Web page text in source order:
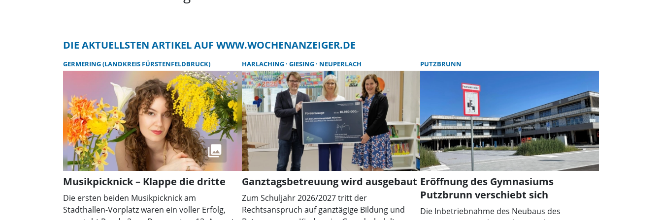
DIE AKTUELLSTEN ARTIKEL AUF WWW.WOCHENANZEIGER.DE
GERMERING (LANDKREIS FÜRSTENFELDBRUCK)
Musikpicknick – Klappe die dritte
Die ersten beiden Musikpicknick am
Stadthallen-Vorplatz waren ein voller Erfolg,
HARLACHING GIESING NEUPERLACH
Ganztagsbetreuung wird ausgebaut
Zum Schuljahr 2026/2027 tritt der
Rechtsanspruch auf ganztägige Bildung und
PUTZBRUNN
Eröffnung des Gymnasiums
Putzbrunn verschiebt sich
Die Inbetriebnahme des Neubaus des